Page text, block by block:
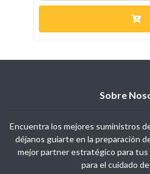
Sobre
Encuentra los mejores suministros
déjanos guiarte en la preparación
mejor partner estratégico para
para el cuidado